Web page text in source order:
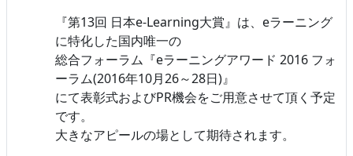
『第13回 日本e-Learning大賞』は、eラーニング
に特化した国内唯一の
総合フォーラム『eラーニングアワード 2016 フォ
ーラム(2016年10月26～28日)』
にて表彰式およびPR機会をご用意させて頂く予定
です。
大きなアピールの場として期待されます。